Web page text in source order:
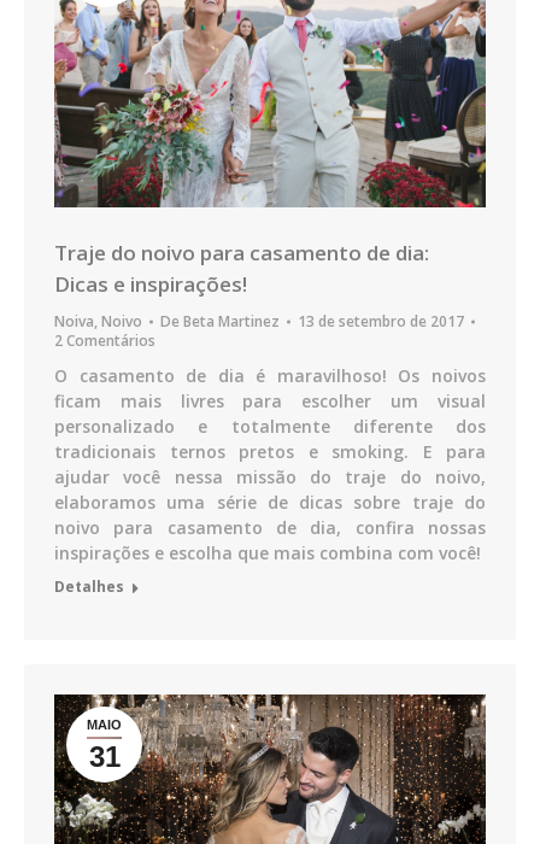
Traje do noivo para casamento de dia:
Dicas e inspirações!
Noiva,Noivo De Beta Martinez
13 de setembro de 2017
2 Comentários
O casamento de dia é maravilhoso! Os noivos
ficam mais livres para escolher um visual
personalizado e totalmente diferente dos
tradicionais ternos pretos e smoking. E para
ajudar você nessa missão do traje do noivo,
elaboramos uma série de dicas sobre traje do
noivo para casamento de dia, confira nossas
inspirações e escolha que mais combina com você!
Detalhes
MAIO
31